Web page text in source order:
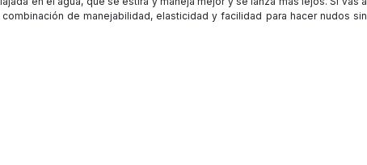
de manejabilidad, elasticidad y facilidad para hacer nudos sin